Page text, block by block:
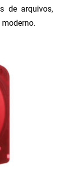
de arquivos,